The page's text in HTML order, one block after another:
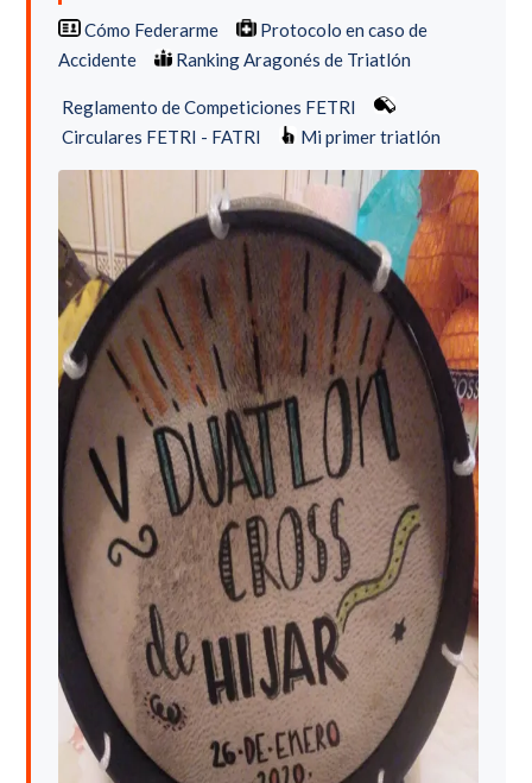
Cómo Federarme
Protocolo en caso de
Accidente
Ranking Aragonés de Triatlón
Reglamento de Competiciones FETRI
Circulares FETRI - FATRI
Mi primer triatlón